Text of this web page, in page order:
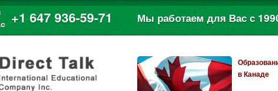
+1 647 936-59-71 Мы работаем для Вас с
в Канаде